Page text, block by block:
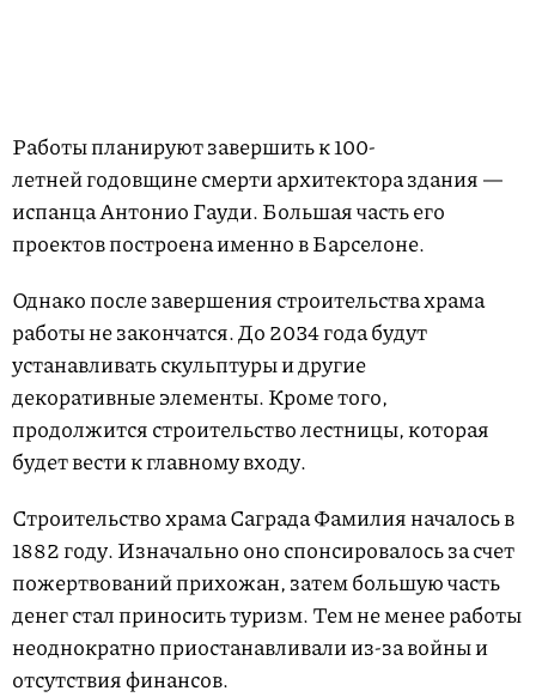
Работы планируют завершить к 100-
летней годовщине смерти архитектора здания —
испанца Антонио Гауди. Большая часть его
проектов построена именно в Барселоне.
Однако после завершения строительства храма
работы не закончатся. До 2034 года будут
устанавливать скульптуры и другие
декоративные элементы. Кроме того,
продолжится строительство лестницы, которая
будет вести к главному входу.
Строительство храма Саграда Фамилия началось в
1882 году. Изначально оно спонсировалось за счет
пожертвований прихожан, затем большую часть
денег стал приносить туризм. Тем не менее работы
неоднократно приостанавливали из-за войны и
отсутствия финансов.